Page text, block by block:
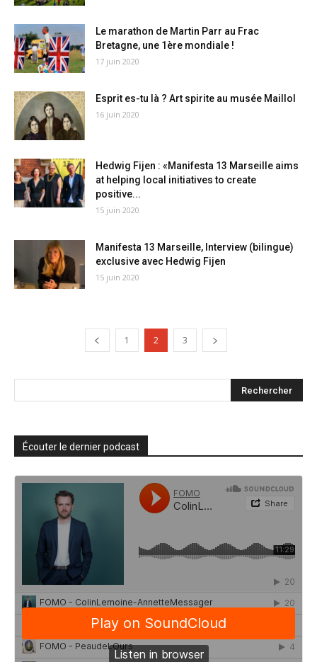
Le marathon de Martin Parr au Frac
Bretagne, une 1ère mondiale !
17 juin 2020
Esprit es-tu là ? Art spirite au musée Maillol
16 juin 2020
Hedwig Fijen : «Manifesta 13 Marseille aims
at helping local initiatives to create
positive...
15 juin 2020
Manifesta 13 Marseille, Interview (bilingue)
exclusive avec Hedwig Fijen
15 juin 2020
1 2 3
Écouter le dernier podcast